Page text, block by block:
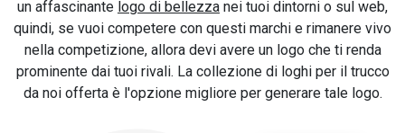
un affascinante logo di bellezza nei tuoi dintorni o sul web,
quindi, se vuoi competere con questi marchi e rimanere vivo
nella competizione, allora devi avere un logo che ti renda
prominente dai tuoi rivali. La collezione di loghi per il trucco
da noi offerta è l'opzione migliore per generare tale logo.